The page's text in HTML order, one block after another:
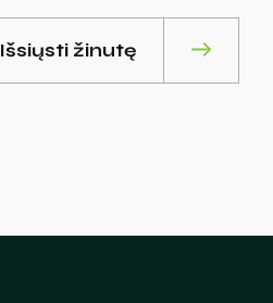
Išsiųsti žinutę